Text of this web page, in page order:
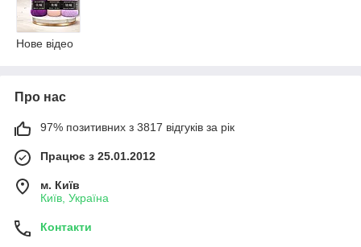
Нове відео
Про нас
97% позитивних з 3817 відгуків за рік
Працює з 25.01.2012
м. Київ
Київ, Україна
Контакти